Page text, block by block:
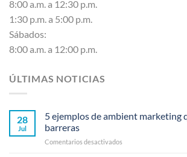
8:00 a.m. a 12:30 p.m.
1:30 p.m. a 5:00 p.m.
Sábados:
8:00 a.m. a 12:00 p.m.
ÚLTIMAS NOTICIAS
28
Jul
5 ejemplos de ambient marketing
barreras
Comentarios desactivados